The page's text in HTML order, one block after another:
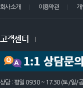
회사소개 이용약관 개
고객센터
상담 : 평일 09:30 ~ 17:30 (토/일/